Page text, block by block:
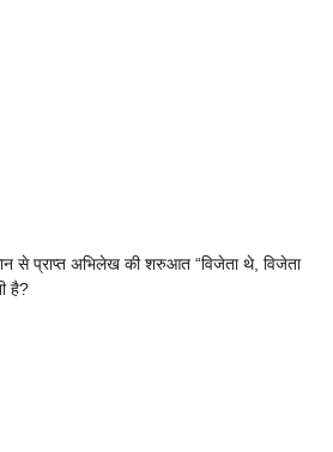
से प्राप्त अभिलेख की शरुआत “विजेता थे, विजेता
है?